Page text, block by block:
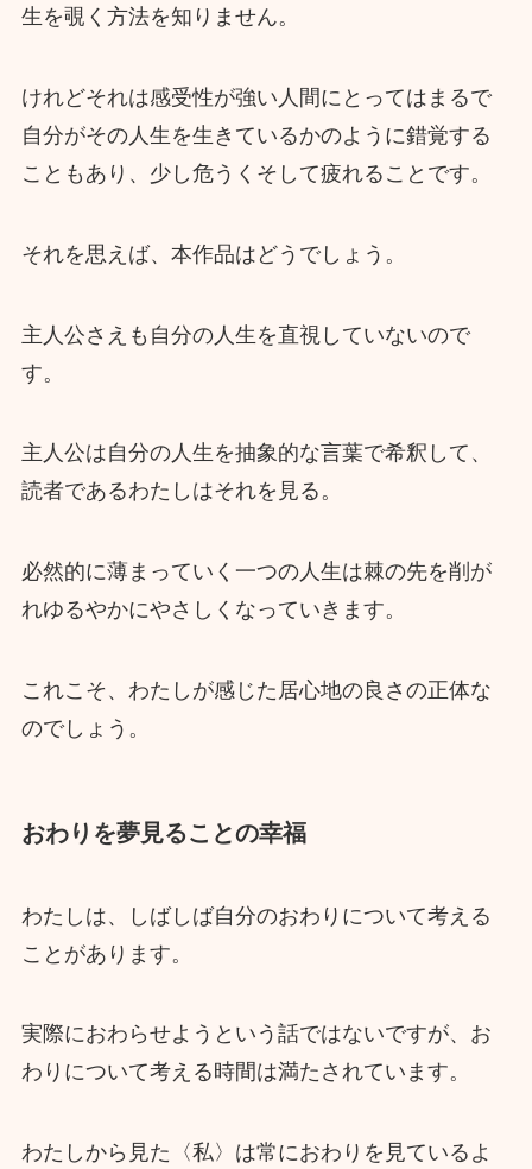
生を覗く方法を知りません。
けれどそれは感受性が強い人間にとってはまるで
自分がその人生を生きているかのように錯覚する
こともあり、少し危うくそして疲れることです。
それを思えば、本作品はどうでしょう。
主人公さえも自分の人生を直視していないので
す。
主人公は自分の人生を抽象的な言葉で希釈して、
読者であるわたしはそれを見る。
必然的に薄まっていく一つの人生は棘の先を削が
れゆるやかにやさしくなっていきます。
これこそ、わたしが感じた居心地の良さの正体な
のでしょう。
おわりを夢見ることの幸福
わたしは、しばしば自分のおわりについて考える
ことがあります。
実際におわらせようという話ではないですが、お
わりについて考える時間は満たされています。
わたしから見た〈私〉は常におわりを見ているよ